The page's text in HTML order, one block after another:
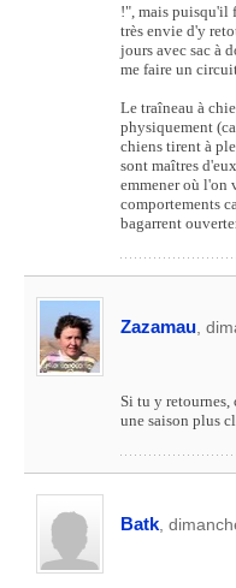
!", mais puisqu'il
très envie d'y
jours avec sac à
me faire un
Le traîneau à
physiquement
chiens tirent à
sont maîtres
emmener où l'on
comportements
bagarrent
Zazamau ,
Si tu y retournes,
une saison plus
Batk ,